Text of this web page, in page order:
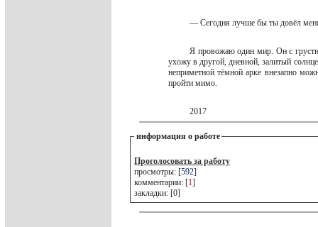
— Сегодня лучше бы ты довёл
Я провожаю один мир. Он с
ухожу в другой, дневной, залитый
неприметной тёмной арке внезапно
пройти мимо.
2017
информация о работе
Проголосовать за работу
просмотры: [592]
комментарии: [1]
закладки: [0]